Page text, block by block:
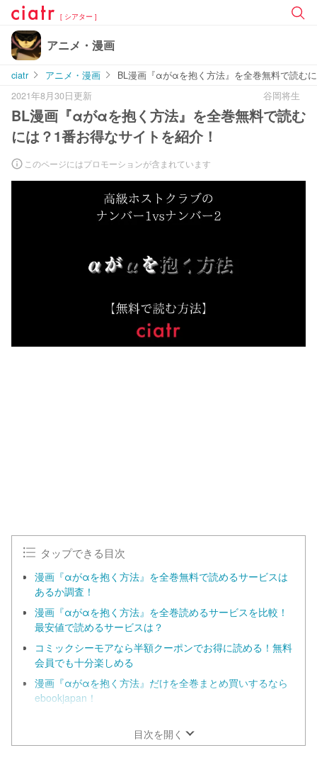
[ シアター ]
アニメ・漫画
ciatr アニメ・漫画
BL漫画『αがαを抱く方法』を全巻無料で読む
2021年8月30日更新
谷岡将生
BL漫画『αがαを抱く方法』を全巻無料で読む
には？1番お得なサイトを紹介！
このページにはプロモーションが含まれています
タップできる目次
漫画『αがαを抱く方法』を全巻無料で読めるサービスは
あるか調査！
漫画『αがαを抱く方法』を全巻読めるサービスを比較！
最安値で読めるサービスは？
コミックシーモアなら半額クーポンでお得に読める！無料
会員でも十分楽しめる
漫画『αがαを抱く方法』だけを全巻まとめ買いするなら
ebookjapan！
目次を開く